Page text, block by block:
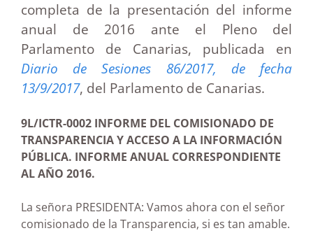
completa de la presentación del informe
anual de 2016 ante el Pleno del
Parlamento de Canarias, publicada en
Diario de Sesiones 86/2017, de fecha
13/9/2017, del Parlamento de Canarias.
9L/ICTR-0002 INFORME DEL COMISIONADO DE
TRANSPARENCIA Y ACCESO A LA INFORMACIÓN
PÚBLICA. INFORME ANUAL CORRESPONDIENTE
AL AÑO 2016.
La señora PRESIDENTA: Vamos ahora con el señor
comisionado de la Transparencia, si es tan amable.